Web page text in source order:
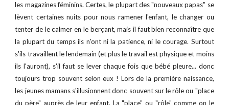
les magazines féminins. Certes, le plupart des "nouveaux papas" se
lèvent certaines nuits pour nous ramener l'enfant, le changer ou
tenter de le calmer en le berçant, mais il faut bien reconnaître que
la plupart du temps ils n'ont ni la patience, ni le courage. Surtout
s'ils travaillent le lendemain (et plus le travail est physique et moins
ils l'auront), s'il faut se lever chaque fois que bébé pleure... donc
toujours trop souvent selon eux ! Lors de la première naissance,
les jeunes mamans s'illusionnent donc souvent sur le rôle ou "place
du père" auprès de leur enfant. La "place" ou "rôle" comme on le